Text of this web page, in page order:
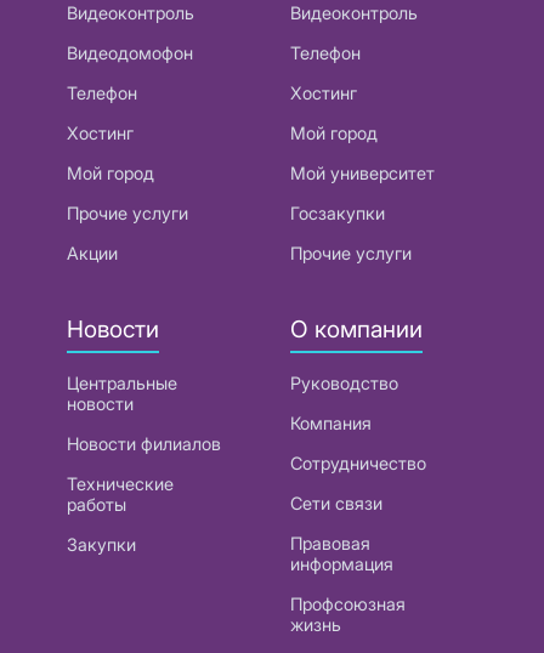
Видеоконтроль
Видеодомофон
Телефон
Хостинг
Мой город
Прочие услуги
Акции
Видеоконтроль
Телефон
Хостинг
Мой город
Мой университет
Госзакупки
Прочие услуги
Новости
Центральные
новости
Новости филиалов
Технические
работы
Закупки
О компании
Руководство
Компания
Сотрудничество
Сети связи
Правовая
информация
Профсоюзная
жизнь